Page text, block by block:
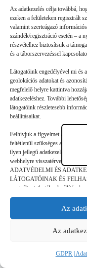
Az adatkezelés célja továbbá,
ezeken a felületeken regisztrált
valamint szerteágazó
szándék/regisztráció esetén – a
részvételhez biztosítsuk a
és a táborszervezéssel
Látogatóink engedélyével mi és
geolokációs adatokat és
megfelelő helyre kattintva
adatkezeléshez. További
látogatóink részletesebb
beállításaikat.
Felhívjuk a figyelmet arra, hogy
feltétlenül szükséges az érintett
ilyen jellegű adatkezelés ellen. A
webhelyre visszatérve vagy az
ADATVÉDELMI ÉS
LÁTOGATÓINAK ÉS
megváltoztathatók a beállítások.
Az
Az
GDPR |
5 kell-könyv
SZEKCIÓ 2020. 05.
A szülőknek nem
belenyugodniuk, ha
az olvasást. Érdemes
srácok rájöjjenek: az…
©
legjobbtaborok.hu